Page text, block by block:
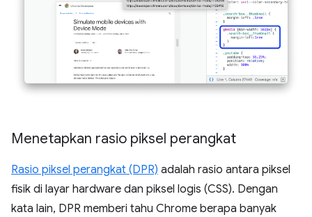
Menetapkan rasio piksel perangkat
Rasio piksel perangkat (DPR) adalah rasio antara piksel
fisik di layar hardware dan piksel logis (CSS). Dengan
kata lain, DPR memberi tahu Chrome berapa banyak